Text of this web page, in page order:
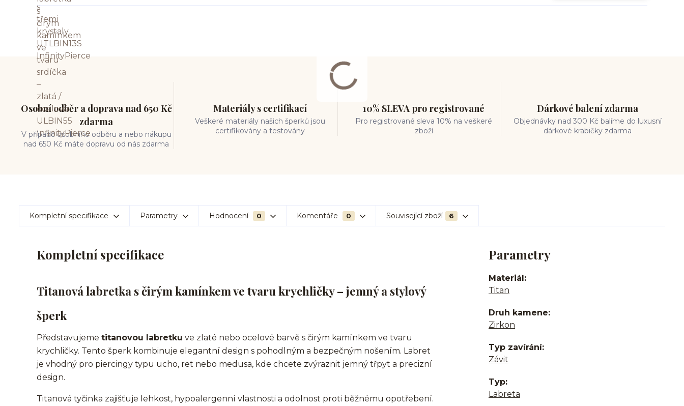
Osobní odběr a doprava nad 650 Kč
zdarma
V případě osobního odběru a nebo nákupu
nad 650 Kč máte dopravu od nás zdarma
Materiály s certifikací
Veškeré materiály našich šperků jsou
certifikovány a testovány
10% SLEVA pro registrované
Pro registrované sleva 10% na veškeré
zboží
Dárkové balení zdarma
Objednávky nad 300 Kč balíme do luxusní
dárkové krabičky zdarma
Kompletní specifikace Parametry Hodnocení 0 Komentáře 0 Související zboží 6
Kompletní specifikace
Titanová labretka s čirým kamínkem ve tvaru krychličky – jemný a stylový
šperk
Představujeme titanovou labretku ve zlaté nebo ocelové barvě s čirým kamínkem ve tvaru
krychličky. Tento šperk kombinuje elegantní design s pohodlným a bezpečným nošením. Labret
je vhodný pro piercingy typu ucho, ret nebo medusa, kde chcete zvýraznit jemný třpyt a precizní
design.
Titanová tyčinka zajišťuje lehkost, hypoalergenní vlastnosti a odolnost proti běžnému opotřebení.
Parametry
Materiál
Titan
Druh kamene
Zirkon
Typ zavírání
Závit
Typ
Labreta